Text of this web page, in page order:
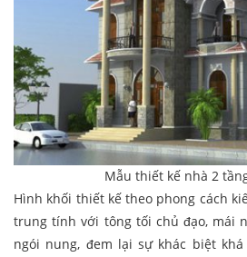
Mẫu thiết kế nhà 2
Hình khối thiết kế theo phong cách
trung tính với tông tối chủ đạo, mái
ngói nung, đem lại sự khác biệt